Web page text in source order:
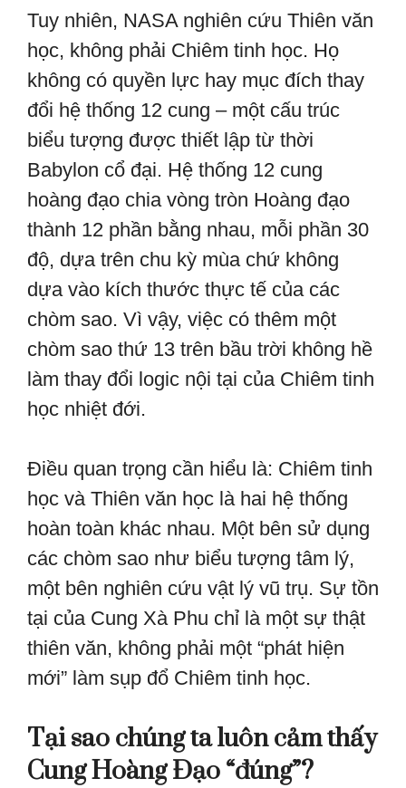
Tuy nhiên, NASA nghiên cứu Thiên văn
học, không phải Chiêm tinh học. Họ
không có quyền lực hay mục đích thay
đổi hệ thống 12 cung – một cấu trúc
biểu tượng được thiết lập từ thời
Babylon cổ đại. Hệ thống 12 cung
hoàng đạo chia vòng tròn Hoàng đạo
thành 12 phần bằng nhau, mỗi phần 30
độ, dựa trên chu kỳ mùa chứ không
dựa vào kích thước thực tế của các
chòm sao. Vì vậy, việc có thêm một
chòm sao thứ 13 trên bầu trời không hề
làm thay đổi logic nội tại của Chiêm tinh
học nhiệt đới.
Điều quan trọng cần hiểu là: Chiêm tinh
học và Thiên văn học là hai hệ thống
hoàn toàn khác nhau. Một bên sử dụng
các chòm sao như biểu tượng tâm lý,
một bên nghiên cứu vật lý vũ trụ. Sự tồn
tại của Cung Xà Phu chỉ là một sự thật
thiên văn, không phải một “phát hiện
mới” làm sụp đổ Chiêm tinh học.
Tại sao chúng ta luôn cảm thấy
Cung Hoàng Đạo “đúng”?